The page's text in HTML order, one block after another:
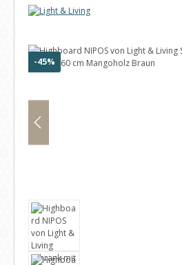
Bildergalerie überspringen
-45% Rabatt